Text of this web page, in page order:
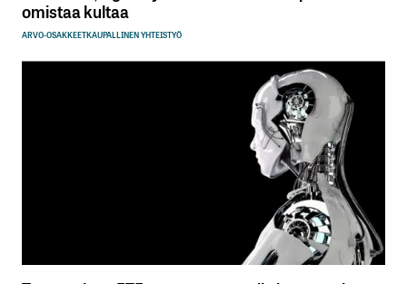
omistaa kultaa
ARVO-OSAKKEETKAUPALLINEN YHTEISTYÖ